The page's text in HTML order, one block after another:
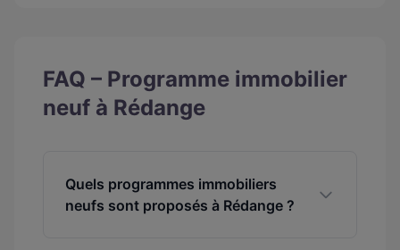
FAQ – Programme immobilier
neuf à Rédange
Quels programmes immobiliers
neufs sont proposés à Rédange ?